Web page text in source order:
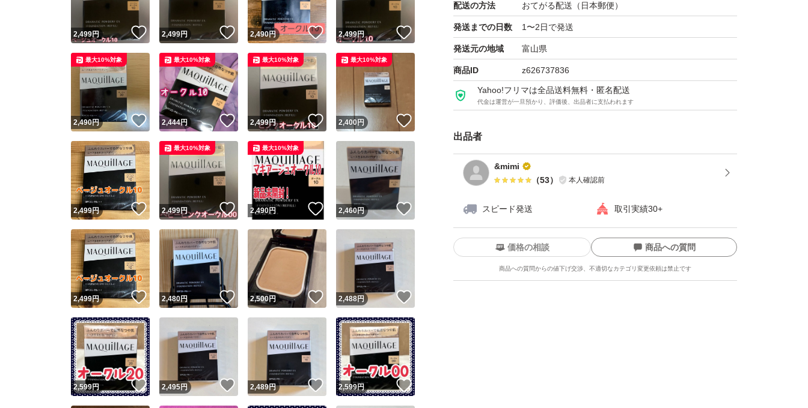
配送の方法 おてがる配送（日本郵便）
発送までの日数 1〜2日で発送
発送元の地域 富山県
商品ID z626737836
Yahoo!フリマは全品送料無料・匿名配送
代金は運営が一旦預かり、評価後、出品者に支払われます
出品者
&mimi
（53） 本人確認前
スピード発送 取引実績30+
ユーザーの実績について
Yahoo!フリマが定めた一定の基準を満たしたユーザーにバッジを付与しています
安心取引出品者
安心取引出品者 Yahoo!フリマの基準をクリアした安心・安全なユーザーです
取引実績
価格の相談 商品への質問
商品への質問からの値下げ交渉、不適切なカテゴリ変更依頼は禁止です
この商品の情報をコピーします
商品画像の無断転載は禁止されています
2,499円 いいね！
2,499円 いいね！
2,490円 いいね！
2,499円
2,490円 いいね！
最大10%対象
2,444円 いいね！
最大10%対象
2,499円 いいね！
最大10%対象
2,400 円
最大10%対象
2,499円 いいね！
2,499円 いいね！
最大10%対象
2,490円 いいね！
最大10%対象
2,460円
2,499円 いいね！
2,480円 いいね！
2,500円 いいね！
2,488円
2,599円 いいね！
2,495円 いいね！
2,489円 いいね！
2,599円 いいね！